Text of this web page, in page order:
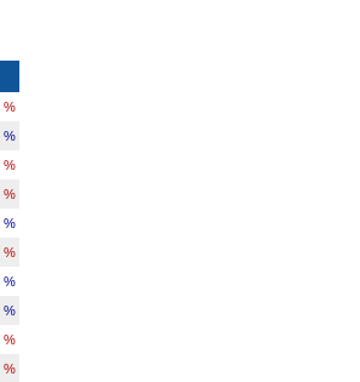
%
%
%
%
%
%
%
%
%
%